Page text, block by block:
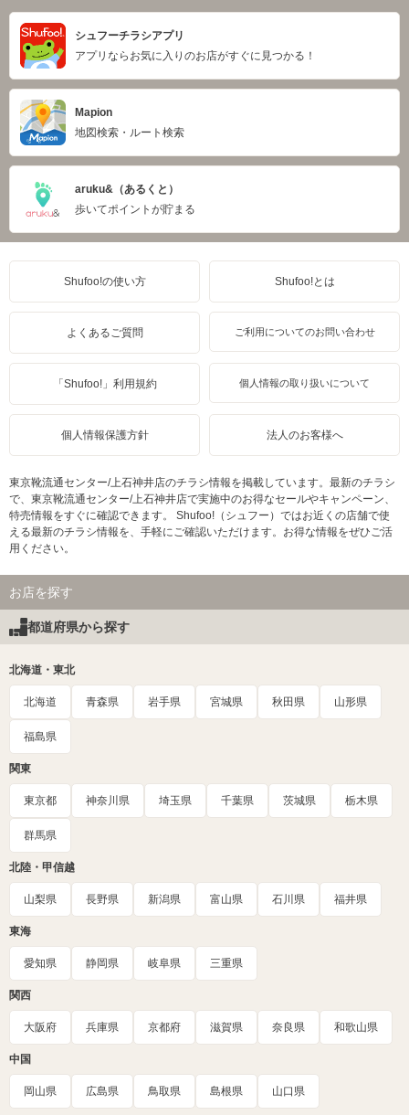
シュフーチラシアプリ
アプリならお気に入りのお店がすぐに見つかる！
Mapion
地図検索・ルート検索
aruku&（あるくと）
歩いてポイントが貯まる
Shufoo!の使い方 Shufoo!とは
よくあるご質問 ご利用についてのお問い合わせ
「Shufoo!」利用規約 個人情報の取り扱いについて
個人情報保護方針 法人のお客様へ
東京靴流通センター/上石神井店のチラシ情報を掲載しています。最新のチラシ
で、東京靴流通センター/上石神井店で実施中のお得なセールやキャンペーン、
特売情報をすぐに確認できます。 Shufoo!（シュフー）ではお近くの店舗で使
える最新のチラシ情報を、手軽にご確認いただけます。お得な情報をぜひご活
用ください。
お店を探す
都道府県から探す
北海道・東北
北海道 青森県 岩手県 宮城県 秋田県 山形県
福島県
関東
東京都 神奈川県 埼玉県 千葉県 茨城県 栃木県
群馬県
北陸・甲信越
山梨県 長野県 新潟県 富山県 石川県 福井県
東海
愛知県 静岡県 岐阜県 三重県
関西
大阪府 兵庫県 京都府 滋賀県 奈良県 和歌山県
中国
岡山県 広島県 鳥取県 島根県 山口県